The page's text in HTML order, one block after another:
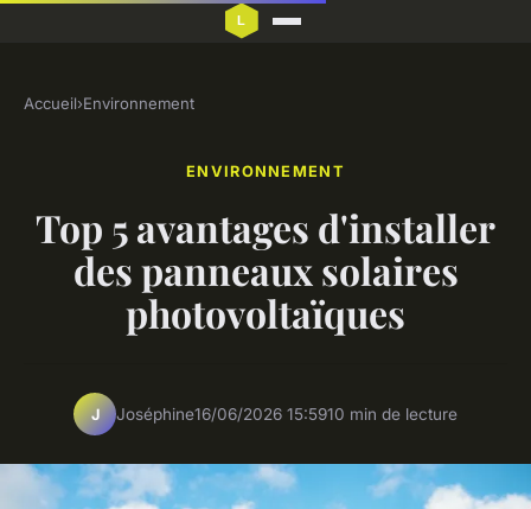
Accueil›Environnement
ENVIRONNEMENT
Top 5 avantages d'installer
des panneaux solaires
photovoltaïques
J Joséphine16/06/2026 15:5910 min de lecture